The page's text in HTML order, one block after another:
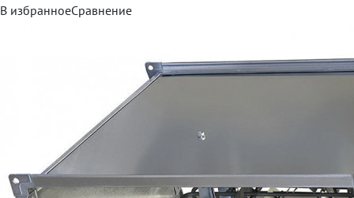
В избранноеСравнение